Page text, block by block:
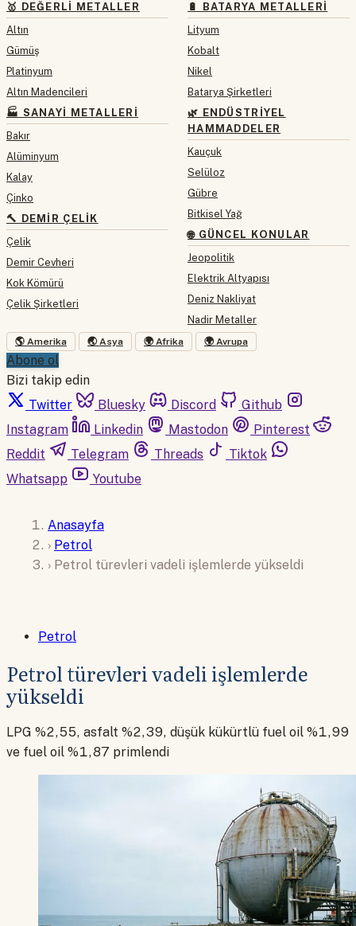
🥇 DEĞERLI METALLER
Altın
Gümüş
Platinyum
Altın Madencileri
🏭 SANAYI METALLERI
Bakır
Alüminyum
Kalay
Çinko
🔨 DEMIR ÇELIK
Çelik
Demir Cevheri
Kok Kömürü
Çelik Şirketleri
🔋 BATARYA METALLERI
Lityum
Kobalt
Nikel
Batarya Şirketleri
🌿 ENDÜSTRIYEL
HAMMADDELER
Kauçuk
Selüloz
Gübre
Bitkisel Yağ
🌐 GÜNCEL KONULAR
Jeopolitik
Elektrik Altyapısı
Deniz Nakliyat
Nadir Metaller
🌎 Amerika 🌏 Asya 🌍 Afrika 🌍 Avrupa
Abone ol
Bizi takip edin
Twitter
Bluesky Discord
Github
Instagram
Linkedin Mastodon
Pinterest
Reddit
Telegram Threads
Tiktok
Whatsapp
Youtube
Anasayfa
› Petrol
› Petrol türevleri vadeli işlemlerde yükseldi
Petrol
Petrol türevleri vadeli işlemlerde
yükseldi
LPG %2,55, asfalt %2,39, düşük kükürtlü fuel oil %1,99
ve fuel oil %1,87 primlendi